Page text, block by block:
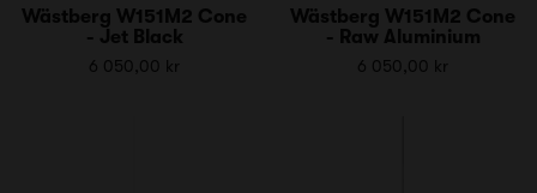
Wästberg W151M2 Cone
- Jet Black
6 050,00 kr
Wästberg W151M2 Cone
- Raw Aluminium
6 050,00 kr